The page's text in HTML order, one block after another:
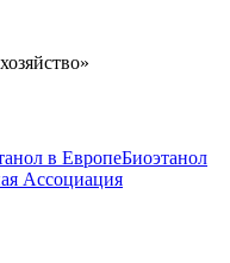
в ЕвропеБиоэтанол
Ассоциация